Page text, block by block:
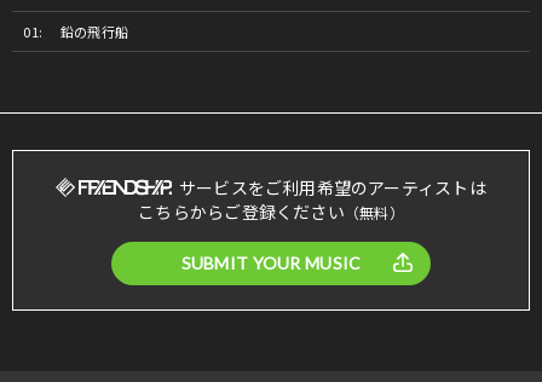
鉛の飛行船
サービスをご利用希望のアーティストは
こちらからご登録ください （無料）
SUBMIT YOUR MUSIC